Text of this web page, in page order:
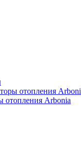
отопления
отопления Arbonia